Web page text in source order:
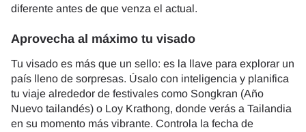
diferente antes de que venza el actual.
Aprovecha al máximo tu visado
Tu visado es más que un sello: es la llave para explorar un
país lleno de sorpresas. Úsalo con inteligencia y planifica
tu viaje alrededor de festivales como Songkran (Año
Nuevo tailandés) o Loy Krathong, donde verás a Tailandia
en su momento más vibrante. Controla la fecha de